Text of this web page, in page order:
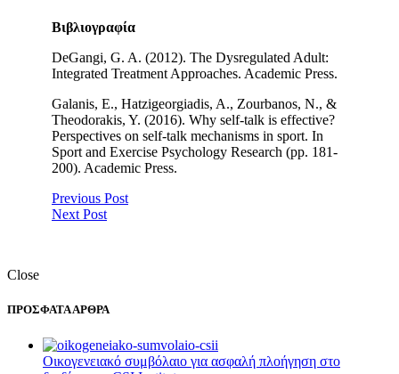
Βιβλιογραφία
DeGangi, G. A. (2012). The Dysregulated Adult:
Integrated Treatment Approaches. Academic Press.
Galanis, E., Hatzigeorgiadis, A., Zourbanos, N., &
Theodorakis, Y. (2016). Why self-talk is effective?
Perspectives on self-talk mechanisms in sport. In
Sport and Exercise Psychology Research (pp. 181-
200). Academic Press.
Previous Post
Next Post
Close
ΠΡΟΣΦΑΤΑ ΑΡΘΡΑ
Οικογενειακό συμβόλαιο για ασφαλή πλοήγηση στο